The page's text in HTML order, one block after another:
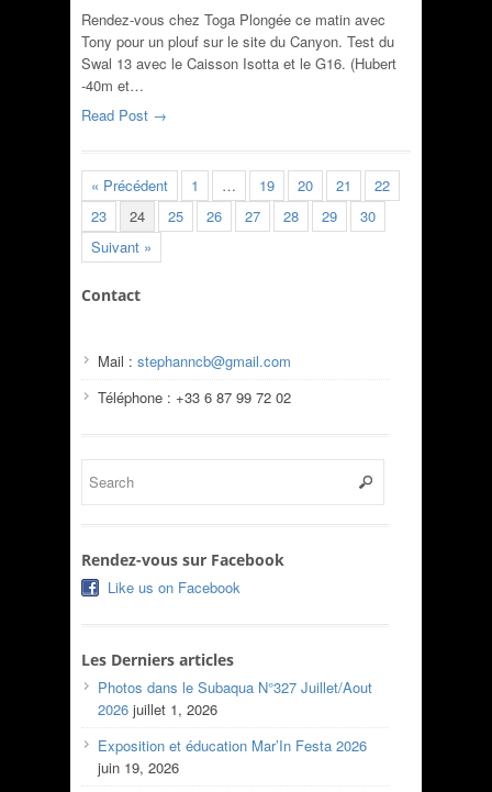
Rendez-vous chez Toga Plongée ce matin avec
Tony pour un plouf sur le site du Canyon. Test du
Swal 13 avec le Caisson Isotta et le G16. (Hubert
-40m et…
Read Post →
« Précédent 1 … 19 20 21
22
23
24 25 26 27 28 29
30
Suivant »
Contact
Mail : stephanncb@gmail.com
Téléphone : +33 6 87 99 72 02
Rendez-vous sur Facebook
Like us on Facebook
Les Derniers articles
Photos dans le Subaqua N°327 Juillet/Aout
2026 juillet 1, 2026
Exposition et éducation Mar’In Festa 2026
juin 19, 2026